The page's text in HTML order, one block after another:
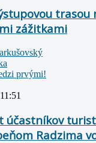
trasou
zážitkami
prvými!
účastníkov
Radzima